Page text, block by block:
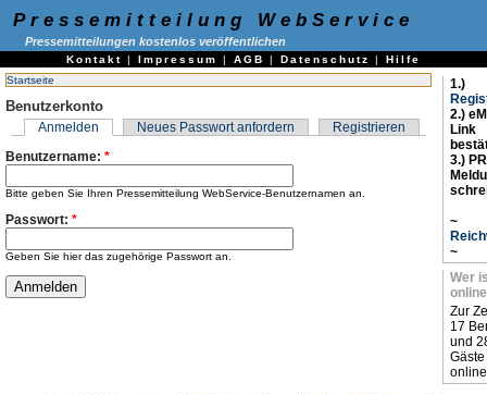
Pressemitteilung WebService
Pressemitteilungen kostenlos veröffentlichen
Kontakt | Impressum | AGB | Datenschutz | Hilfe
Startseite
Benutzerkonto
Anmelden Neues Passwort anfordern
Registrieren
Benutzername: *
Bitte geben Sie Ihren Pressemitteilung WebService-Benutzernamen an.
Passwort: *
Geben Sie hier das zugehörige Passwort an.
1.)
2.)
Link
3.)
~
~
Wer
online
Zur
17
und
Gäste